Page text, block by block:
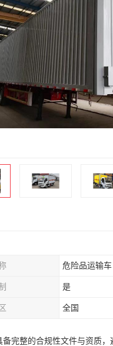
危险品运输车
是
全国
备完整的合规性文件与资质，